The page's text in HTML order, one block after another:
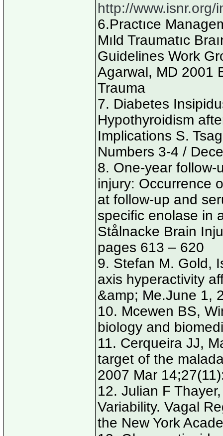
http://www.isnr.org/
6.Practıce
Mıld Traumatıc
Guidelines Work
Agarwal, MD 2001
Trauma
7. Diabetes
Hypothyroidism
Implications S.
Numbers 3-4 /
8. One-year follow-
injury: Occurrence
at follow-up and
specific enolase in
Stålnacke Brain
pages 613 – 620
9. Stefan M. Gold,
axis hyperactivity
&amp; Me.June 1,
10. Mcewen BS,
biology and
11. Cerqueira JJ,
target of the
2007 Mar
12. Julian F
Variability. Vagal
the New York